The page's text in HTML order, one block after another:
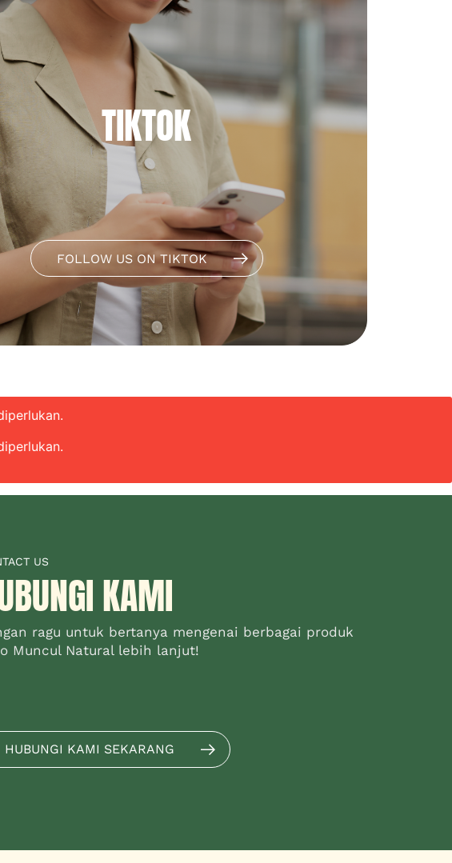
TIKTOK
FOLLOW US ON TIKTOK
US
KAMI
ragu untuk bertanya mengenai berbagai produk
Muncul Natural lebih lanjut!
HUBUNGI KAMI SEKARANG